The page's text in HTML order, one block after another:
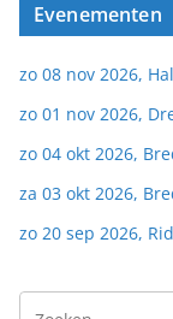
Evenementen
zo 08 nov 2026,
zo 01 nov 2026,
zo 04 okt 2026,
za 03 okt 2026,
zo 20 sep 2026,